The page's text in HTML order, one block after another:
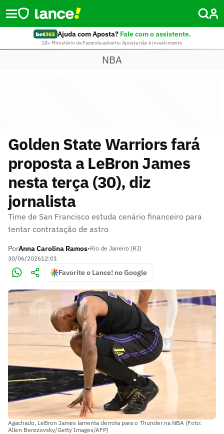
Ajuda com Aposta? Fale com o assistente.
18+ Ministério da Fazenda adverte: Aposta não é investimento
NBA
Golden State Warriors fará
proposta a LeBron James
nesta terça (30), diz
jornalista
Time de San Francisco estuda cenário financeiro para
tentar contratação de astro
PorAnna Carolina Ramos•Rio de Janeiro (RJ)
30/06/202612:01
Favorite o Lance! no Google
Agachado, LeBron James lamenta derrota para o Thunder na NBA (Foto:
Allen Berezovsky/Getty Images/AFP)